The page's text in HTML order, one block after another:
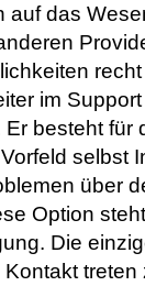
auf das
im
besteht für
selbst
über
Option
Die